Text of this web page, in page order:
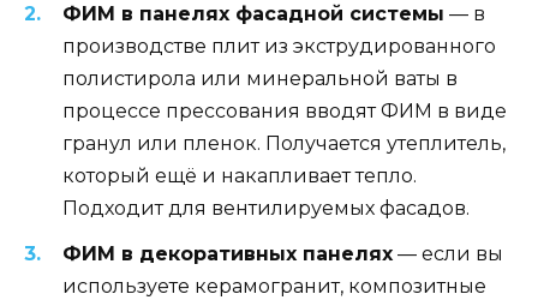
ФИМ в панелях фасадной системы — в
производстве плит из экструдированного
полистирола или минеральной ваты в
процессе прессования вводят ФИМ в виде
гранул или пленок. Получается утеплитель,
который ещё и накапливает тепло.
Подходит для вентилируемых фасадов.
ФИМ в декоративных панелях — если вы
используете керамогранит, композитные